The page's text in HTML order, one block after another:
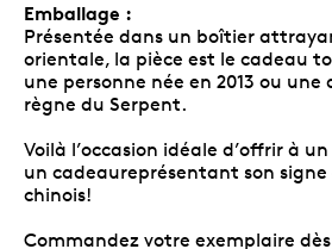
Emballage :
Présentée dans un boîtier
orientale, la pièce est le cadeau
une personne née en 2013 ou
règne du Serpent.
Voilà l’occasion idéale d’offrir à
un cadeaureprésentant son
chinois!
Commandez votre exemplaire